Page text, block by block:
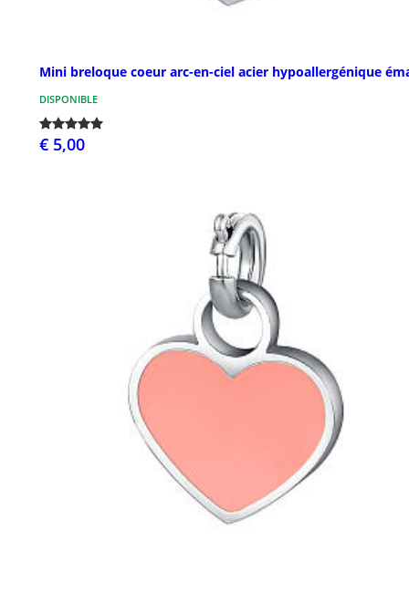
Mini breloque coeur arc-en-ciel acier hypoallergénique
DISPONIBLE
€ 5,00